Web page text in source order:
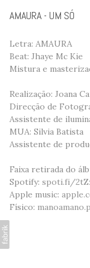
AMAURA - UM SÓ
Letra: AMAURA
Beat: Jhaye Mc Kie
Mistura e
Realização: Joana
Direcção de
Assistente de
MUA: Silvia Batista
Assistente de
Faixa retirada do
Spotify: spoti.fi/
Apple music:
Físico: